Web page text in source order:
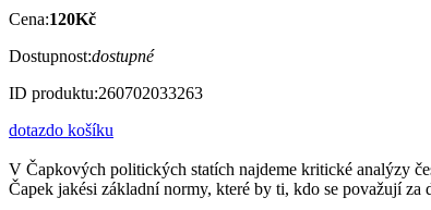
Cena:120Kč
Dostupnost:dostupné
ID produktu:260702033263
dotazdo košíku
V Čapkových politických statích najdeme kritické analýzy
Čapek jakési základní normy, které by ti, kdo se považují